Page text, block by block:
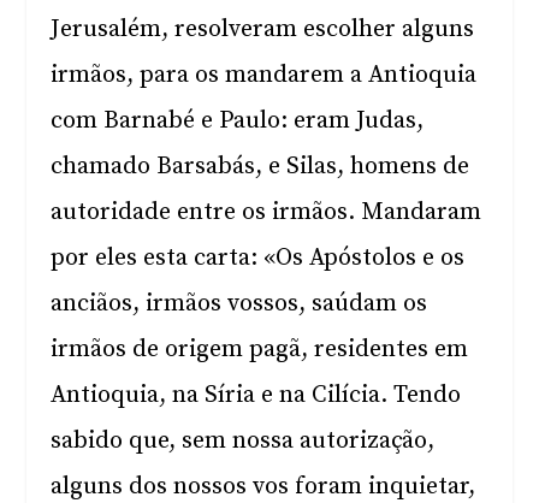
Jerusalém, resolveram escolher alguns
irmãos, para os mandarem a Antioquia
com Barnabé e Paulo: eram Judas,
chamado Barsabás, e Silas, homens de
autoridade entre os irmãos. Mandaram
por eles esta carta: «Os Apóstolos e os
anciãos, irmãos vossos, saúdam os
irmãos de origem pagã, residentes em
Antioquia, na Síria e na Cilícia. Tendo
sabido que, sem nossa autorização,
alguns dos nossos vos foram inquietar,